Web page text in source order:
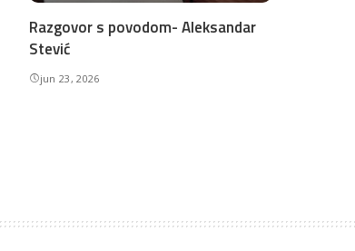
Razgovor s povodom- Aleksandar
Stević
jun 23, 2026